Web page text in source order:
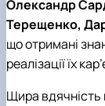
Олександр
Терещенко,
що отримані
реалізації їх
Щира вдячність